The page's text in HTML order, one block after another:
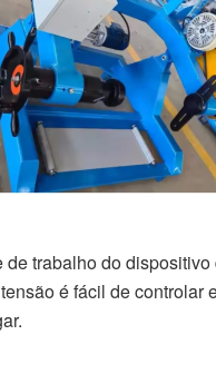
de trabalho do
é fácil de controlar